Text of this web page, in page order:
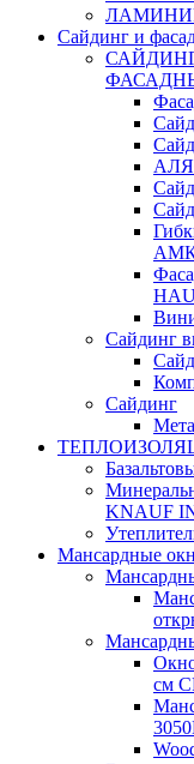
Сайдинг и
Сайдинг
Сайдинг
KNAUF
Мансардные
см